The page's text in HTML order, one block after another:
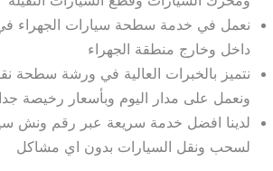
نعمل في خدمة سطحة سيارات الجهراء
داخل وخارج منطقة الجهراء
نتميز بالخبرات العالية في ورشة سطحة
ونعمل على مدار اليوم وبأسعار رخيصة جدا
لدينا افضل خدمة سريعة عبر رقم ونش
لسحب ونقل السيارات بدون اي مشاكل